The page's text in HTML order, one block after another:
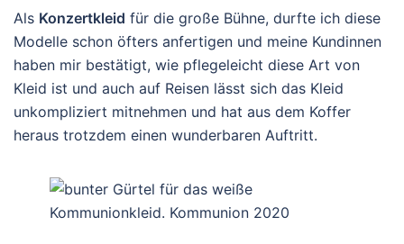
Als Konzertkleid für die große Bühne, durfte ich diese
Modelle schon öfters anfertigen und meine Kundinnen
haben mir bestätigt, wie pflegeleicht diese Art von
Kleid ist und auch auf Reisen lässt sich das Kleid
unkompliziert mitnehmen und hat aus dem Koffer
heraus trotzdem einen wunderbaren Auftritt.